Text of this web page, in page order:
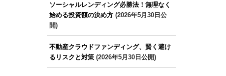
ソーシャルレンディング必勝法！無理なく
始める投資額の決め方(2026年5月30日公
開)
不動産クラウドファンディング、賢く避け
るリスクと対策(2026年5月30日公開)